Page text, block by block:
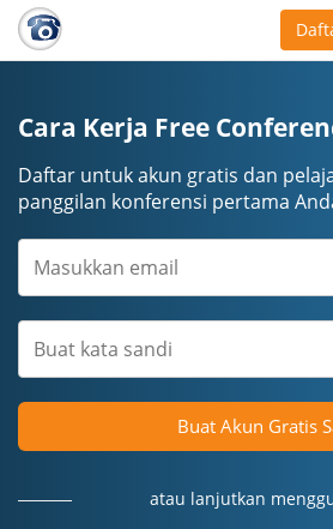
Cara Kerja Free
Daftar untuk akun gratis dan
panggilan konferensi pertama
Buat Akun Gratis
atau lanjutkan